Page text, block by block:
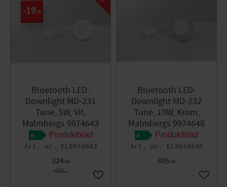
Bluetooth LED-
Downlight MD-231
Tune, 5W, Vit,
Malmbergs 9974643
Produktblad
EL9974643
324KR
400KR
19 %
Lägg till i favoriter
Bluetooth LED-
Downlight MD-232
Tune, 10W, Krom,
Malmbergs 9974648
Produktblad
EL9974648
605 KR
Lägg